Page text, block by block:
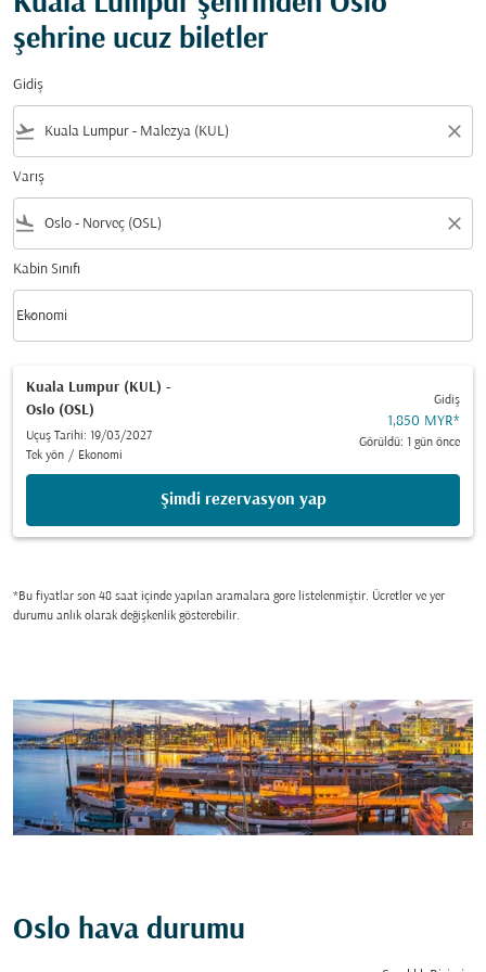
şehrine ucuz biletler
Gidiş
flight_takeoff close
Varış
flight_land close
Kabin Sınıfı
Kabin Sınıfı option Ekonomi Selected
Ekonomi
keyboard_arrow_down
Kuala Lumpur (KUL) -
Oslo (OSL)
Uçuş Tarihi: 19/03/2027
Tek yön / Ekonomi
Gidiş
1,850 MYR*
Görüldü: 1 gün önce
Şimdi rezervasyon yap
*Bu fiyatlar son 48 saat içinde yapılan aramalara gore listelenmiştir. Ücretler ve yer
durumu anlık olarak değişkenlik gösterebilir.
Oslo hava durumu